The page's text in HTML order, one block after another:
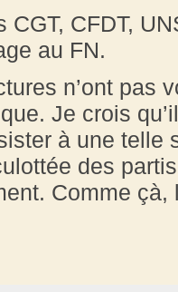
CGT, CFDT,
au FN.
n’ont pas
Je crois
à une telle
des
Comme